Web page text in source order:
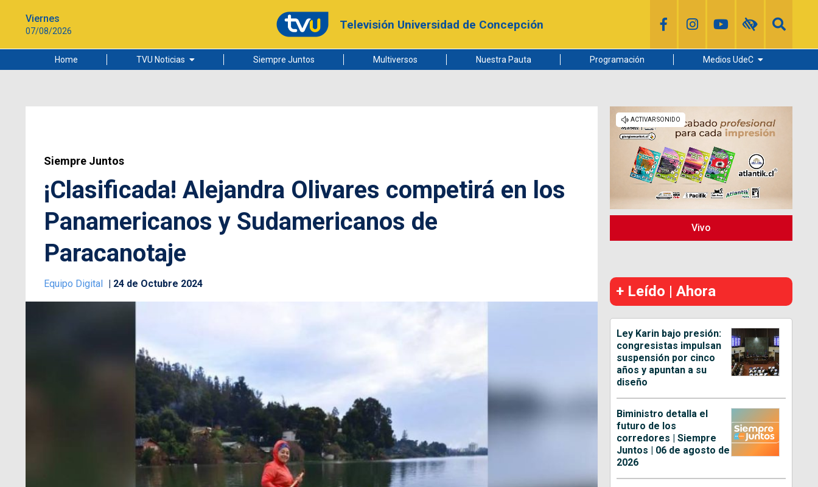
Viernes
07/08/2026 Televisión Universidad de Concepción
Home TVU Noticias
Ciudad
Siempre Juntos Multiversos Nuestra Pauta Programación Medios UdeC
Radio UdeC
Noticias UdeC
La Discusión
Siempre Juntos
¡Clasificada! Alejandra Olivares competirá en los
Panamericanos y Sudamericanos de
Paracanotaje
Equipo Digital 24 de Octubre 2024
Vivo
+ Leído | Ahora
Ley Karin bajo presión:
congresistas impulsan
suspensión por cinco
años y apuntan a su
diseño
Biministro detalla el
futuro de los
corredores | Siempre
Juntos | 06 de agosto de
2026